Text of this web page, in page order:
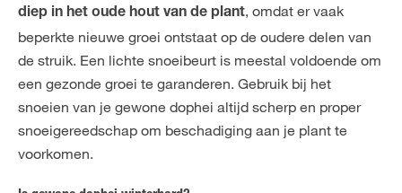
diep in het oude hout van de plant, omdat er vaak
beperkte nieuwe groei ontstaat op de oudere delen van
de struik. Een lichte snoeibeurt is meestal voldoende om
een gezonde groei te garanderen. Gebruik bij het
snoeien van je gewone dophei altijd scherp en proper
snoeigereedschap om beschadiging aan je plant te
voorkomen.